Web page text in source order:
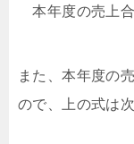
本年度の売上
また、本年度の
ので、上の式は